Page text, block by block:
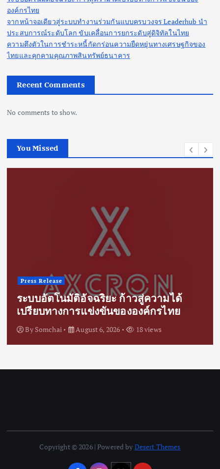
g
i
n
a
o
องค์กรไทย
จากหน้าจอเดียวสู่ระบบทำงานร่วมกันแบบครบวงจร Leaderhub นำ
ประสบการณ์ระดับโลก ขับเคลื่อนการยกระดับสู่ดิจิทัลในไทย
ความตึงตัวในการชำระหนี้กัดกร่อนความยืดหยุ่นทางเศรษฐกิจของ
ไทยและคุกคามคุณภาพสินทรัพย์ธนาคาร
Recent Comments
No comments to show.
You Missed
จากหน้าจอเดียวสู่ระบบทำงานร่วมกันแบบ
ครบวงจร Leaderhub นำประสบการณ์
ระดับโลก ขับเคลื่อนการยกระดับสู่ดิจิทัล
ในไทย
By vritimes August 6, 2026 18 views
Copyright © 2026 | Powered by Desert Themes